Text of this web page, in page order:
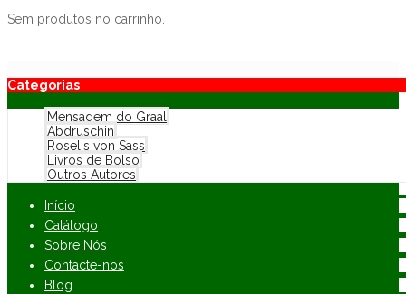
Sem produtos no carrinho.
Categorias
Mensagem do Graal
Abdruschin
Roselis von Sass
Livros de Bolso
Outros Autores
Início
Catálogo
Sobre Nós
Contacte-nos
Blog